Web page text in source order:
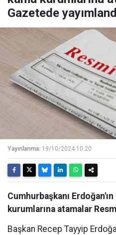
Gazetede
Yayınlanma: 19/10/2024 10:20
Cumhurbaşkanı
kurumlarına atamalar
Başkan Recep Tayyip